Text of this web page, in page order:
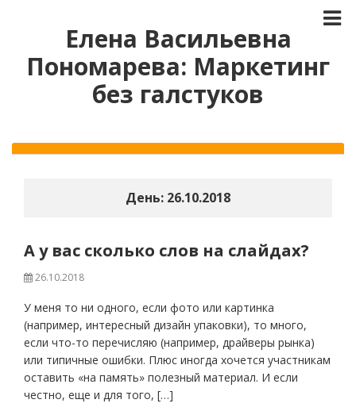
Елена Васильевна
Пономарева: Маркетинг
без галстуков
День: 26.10.2018
А у вас сколько слов на слайдах?
26.10.2018
У меня то ни одного, если фото или картинка
(например, интересный дизайн упаковки), то много,
если что-то перечисляю (например, драйверы рынка)
или типичные ошибки. Плюс иногда хочется участникам
оставить «на память» полезный материал. И если
честно, еще и для того, […]